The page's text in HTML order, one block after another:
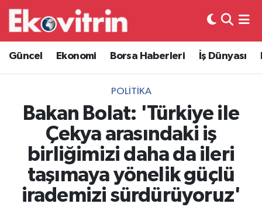
Güncel Ekonomi Borsa Haberleri İş Dünyası
POLITIKA
Bakan Bolat: 'Türkiye ile
Çekya arasındaki iş
birliğimizi daha da ileri
taşımaya yönelik güçlü
irademizi sürdürüyoruz'
Güncel
Ekonomi
Borsa Haberleri
İş Dünyası
Lojistik
Otovitrin
Hava Durumu
Trafik Durumu
Süper Lig Puan Durumu ve Fikstür
Tüm Manşetler
Son Dakika Haberleri
Haber Arşivi